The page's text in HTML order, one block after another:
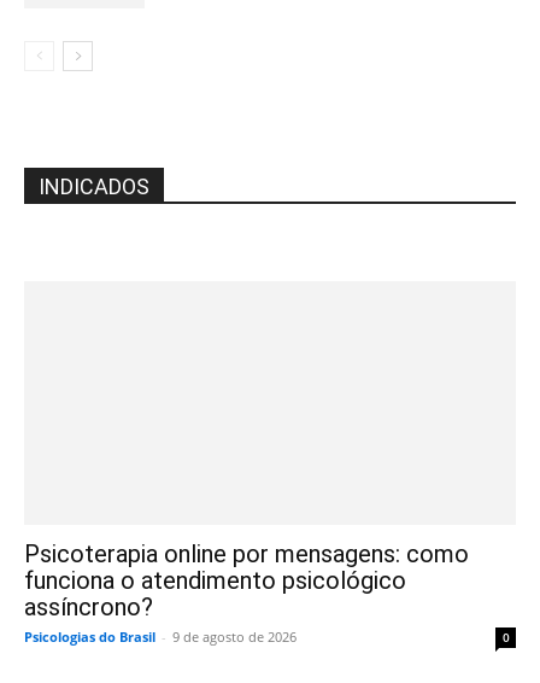
INDICADOS
Psicoterapia online por mensagens: como
funciona o atendimento psicológico
assíncrono?
Psicologias do Brasil - 9 de agosto de 2026 0